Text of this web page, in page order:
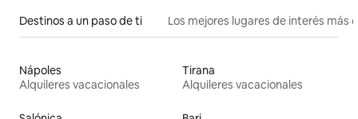
Destinos a un paso de ti Los mejores lugares de interés más
Nápoles
Alquileres vacacionales
Tirana
Alquileres vacacionales